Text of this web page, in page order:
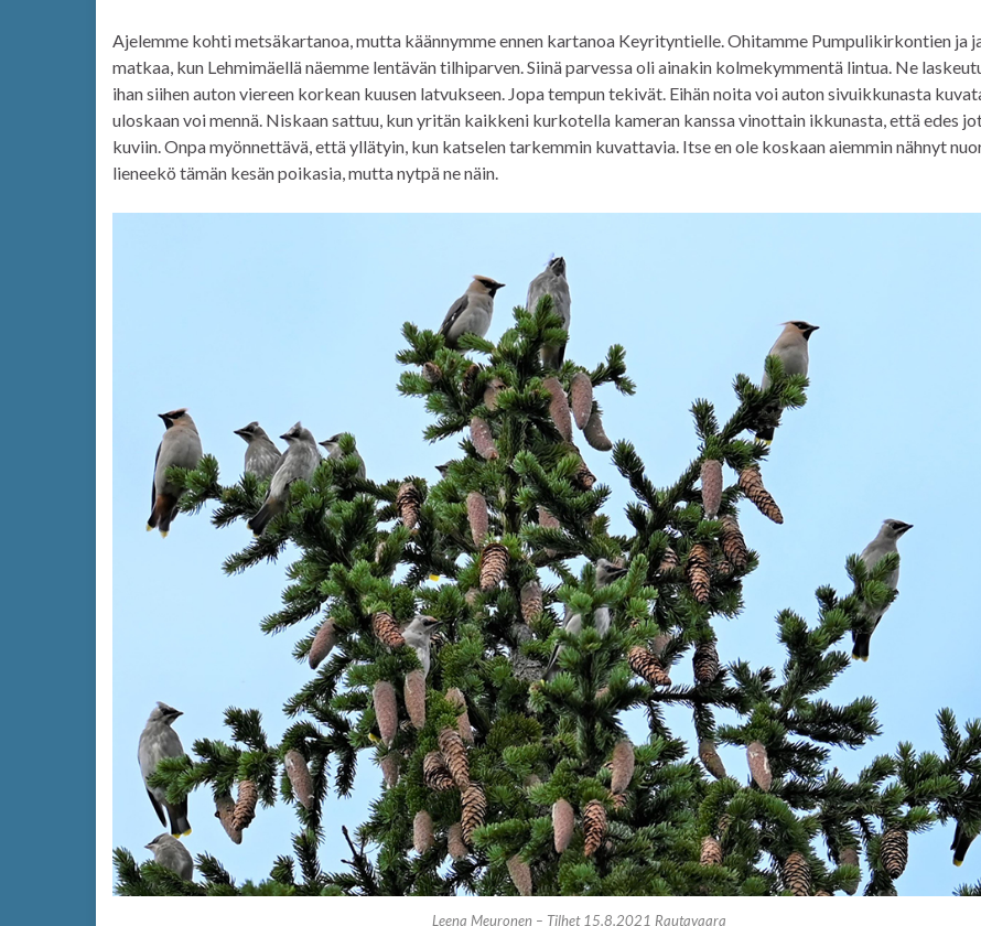
Ajelemme kohti metsäkartanoa, mutta käännymme ennen kartanoa Keyrityntielle. Ohitamme Pumpulikirkontien ja
matkaa, kun Lehmimäellä näemme lentävän tilhiparven. Siinä parvessa oli ainakin kolmekymmentä lintua. Ne
ihan siihen auton viereen korkean kuusen latvukseen. Jopa tempun tekivät. Eihän noita voi auton sivuikkunasta
uloskaan voi mennä. Niskaan sattuu, kun yritän kaikkeni kurkotella kameran kanssa vinottain ikkunasta, että edes
kuviin. Onpa myönnettävä, että yllätyin, kun katselen tarkemmin kuvattavia. Itse en ole koskaan aiemmin nähnyt
lieneekö tämän kesän poikasia, mutta nytpä ne näin.
Leena Meuronen – Tilhet 15.8.2021 Rautavaara